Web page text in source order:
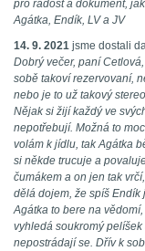
pro radost a dokument,
Agátka, Endík, LV a JV
14. 9. 2021 jsme dostali
Dobrý večer, paní
sobě takoví rezervovaní,
nebo je to už takový
Nějak si žijí každý ve
nepotřebují. Možná to
volám k jídlu, tak Agátka
si někde trucuje a
čumákem a on jen tak
dělá dojem, že spíš Endík
Agátka to bere na
vyhledá soukromý
nepostrádají se. Dřív k